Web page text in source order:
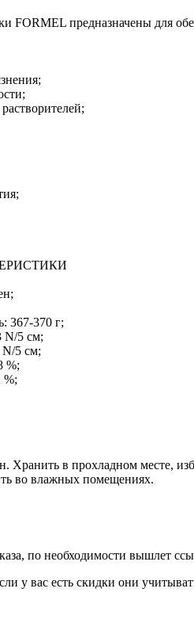
FORMEL предназначены для
367-370 г;
N/5 см;
N/5 см;
%;
%;
Хранить в прохладном месте,
во влажных помещениях.
по необходимости вышлет
у вас есть скидки они